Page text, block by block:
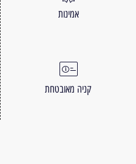
אמינות
קניה מאובטחת